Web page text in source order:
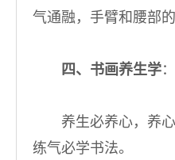
气通融，手臂和腰部
四、书画养生学：
养生必养心，养心
练气必学书法。